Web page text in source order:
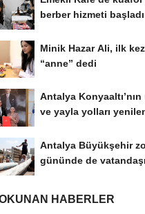
berber hizmeti başladı
Minik Hazar Ali, ilk kez
“anne” dedi
Antalya Konyaaltı’nın
ve yayla yolları
Antalya Büyükşehir
gününde de
HABERLER